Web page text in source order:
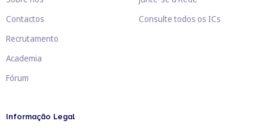
Contactos
Recrutamento
Academia
Fórum
Consulte todos os ICs
Informação Legal